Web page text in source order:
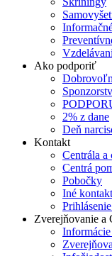
Ako podporiť
2% z dane
Deň
Kontakt
Centrála a
Centrá
Pobočky
Iné
Zverejňovanie a